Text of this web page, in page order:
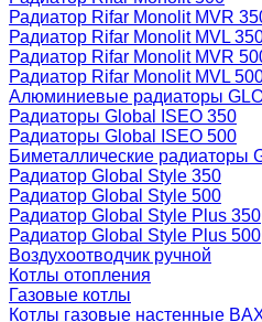
Радиатор Rifar Monolit MVR
Радиатор Rifar Monolit MVL
Радиатор Rifar Monolit MVR
Радиатор Rifar Monolit MVL
Алюминиевые радиаторы
Радиаторы Global ISEO 350
Радиаторы Global ISEO 500
Биметаллические радиаторы
Радиатор Global Style 350
Радиатор Global Style 500
Радиатор Global Style Plus 350
Радиатор Global Style Plus 500
Воздухоотводчик ручной
Котлы отопления
Газовые котлы
Котлы газовые настенные